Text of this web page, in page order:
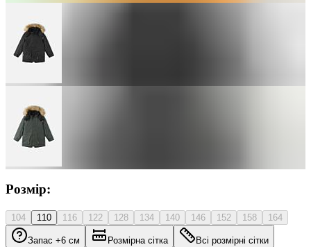
Розмір:
104 110 116 122 128 134 140 146 152 158 164
Запас +6 см Розмірна сітка Всі розмірні сітки